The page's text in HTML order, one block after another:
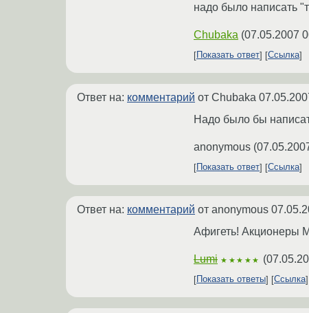
надо было написать
Chubaka (07.05.2007
Показать ответ
Ссылка
Ответ на: комментарий от Chubaka
Надо было бы
anonymous (
Показать ответ Ссылка
Ответ на: комментарий от anonymous
Афигеть! Акционеры
Lumi ★★★★★ (
Показать ответы Ссылка